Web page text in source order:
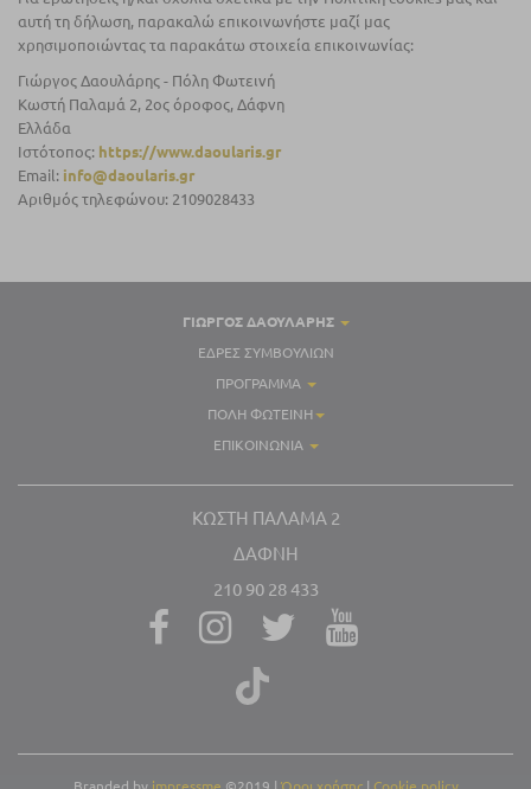
αυτή τη δήλωση, παρακαλώ επικοινωνήστε μαζί μας
χρησιμοποιώντας τα παρακάτω στοιχεία επικοινωνίας:
Γιώργος Δαουλάρης - Πόλη Φωτεινή
Κωστή Παλαμά 2, 2ος όροφος, Δάφνη
Ελλάδα
Ιστότοπος: https://www.daoularis.gr
Email: info@daoularis.gr
Αριθμός τηλεφώνου: 2109028433
ΓΙΏΡΓΟΣ ΔΑΟΥΛΑΡΗΣ
ΈΔΡΕΣ ΣΥΜΒΟΥΛΊΩΝ
ΠΡΌΓΡΑΜΜΑ
ΠΌΛΗ ΦΩΤΕΙΝΉ
ΕΠΙΚΟΙΝΩΝΊΑ
ΚΩΣΤΉ ΠΑΛΑΜΑ 2
ΔΆΦΝΗ
210 90 28 433